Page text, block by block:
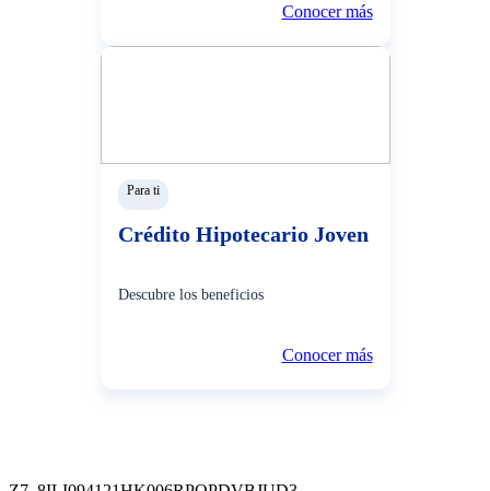
En caso aún mantengas obligaciones directas o
indirectas con el banco podrás solicitar una minuta
¡Estamos contigo en tus planes!
Conocer más
Para ti
Crédito Hipotecario Joven
Descubre los beneficios
Conocer más